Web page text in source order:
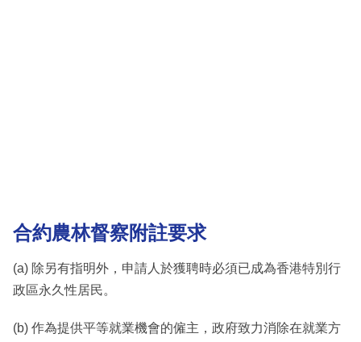
合約農林督察附註要求
(a) 除另有指明外，申請人於獲聘時必須已成為香港特別行
政區永久性居民。
(b) 作為提供平等就業機會的僱主，政府致力消除在就業方